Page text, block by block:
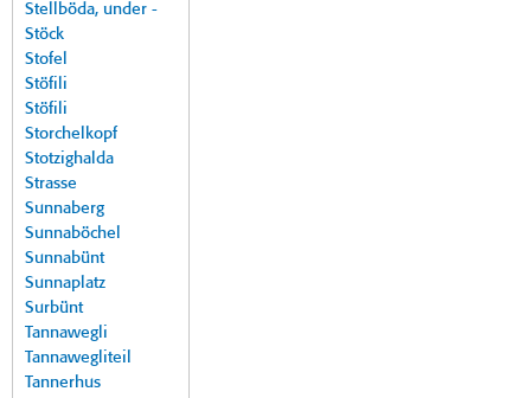
Stellböda, under -
Stöck
Stofel
Stöfili
Stöfili
Storchelkopf
Stotzighalda
Strasse
Sunnaberg
Sunnaböchel
Sunnabünt
Sunnaplatz
Surbünt
Tannawegli
Tannawegliteil
Tannerhus